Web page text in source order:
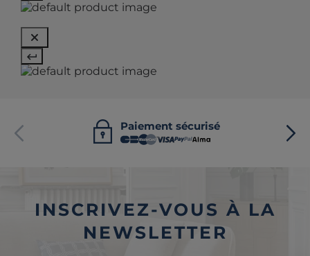
Paiement sécurisé
INSCRIVEZ-VOUS À LA
NEWSLETTER